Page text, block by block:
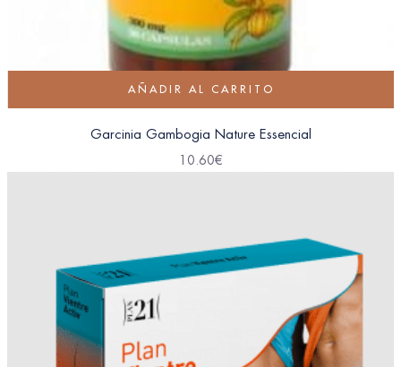
AÑADIR AL CARRITO
Garcinia Gambogia Nature Essencial
10.60€